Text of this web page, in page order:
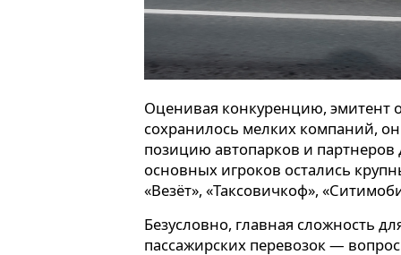
Оценивая конкуренцию, эмитент
сохранилось мелких компаний,
позицию автопарков и партнеров
основных игроков остались
«Везёт», «Таксовичкоф»,
Безусловно, главная сложность
пассажирских перевозок —